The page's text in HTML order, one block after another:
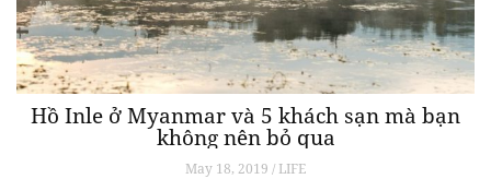
Hồ Inle ở Myanmar và 5 khách sạn mà bạn
không nên bỏ qua
May 18, 2019 / LIFE